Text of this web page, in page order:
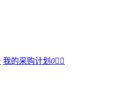
我的采购计划 0 